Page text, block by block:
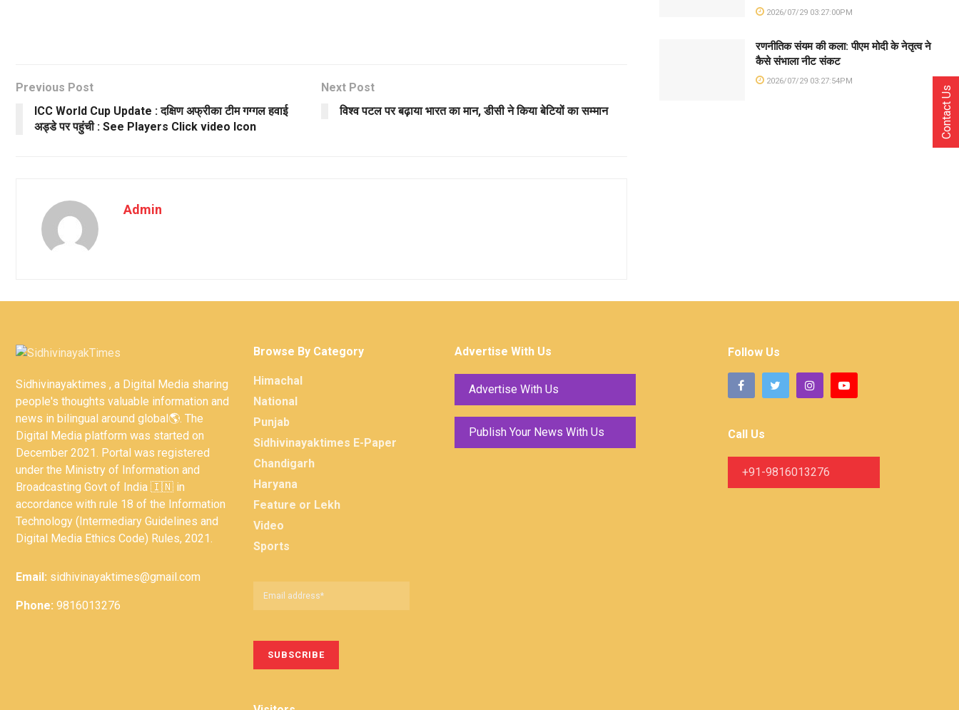
Previous Post
ICC World Cup Update : दक्षिण अफ्रीका टीम गग्गल हवाई
अड्डे पर पहुंची : See Players Click video Icon
Next Post
विश्व पटल पर बढ़ाया भारत का मान, डीसी ने किया बेटियों का सम्मान
Admin
2026/07/29 03:27:00PM
रणनीतिक संयम की कला: पीएम मोदी के नेतृत्व ने
कैसे संभाला नीट संकट
2026/07/29 03:27:54PM
Sidhivinayaktimes , a Digital Media sharing
people's thoughts valuable information and
news in bilingual around global🌎. The
Digital Media platform was started on
December 2021. Portal was registered
under the Ministry of Information and
Broadcasting Govt of India 🇮🇳 in
accordance with rule 18 of the Information
Technology (Intermediary Guidelines and
Digital Media Ethics Code) Rules, 2021.
Email: sidhivinayaktimes@gmail.com
Phone: 9816013276
Browse By Category
Himachal
National
Punjab
Sidhivinayaktimes E-Paper
Chandigarh
Haryana
Feature or Lekh
Video
Sports
Advertise With Us
Advertise With Us
Publish Your News With Us
Follow Us
Call Us
+91-9816013276
Contact Us